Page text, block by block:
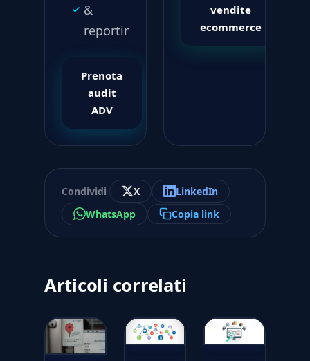
&
reporting
Prenota
audit
ADV
vendite
ecommerce
Condividi X
LinkedIn
WhatsApp
Copia link
Articoli correlati